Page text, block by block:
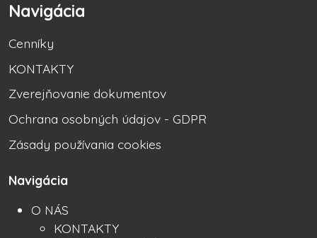
Navigácia
Cenníky
KONTAKTY
Zverejňovanie dokumentov
Ochrana osobných údajov - GDPR
Zásady používania cookies
Navigácia
O NÁS
KONTAKTY